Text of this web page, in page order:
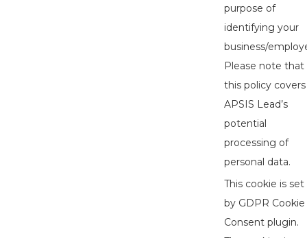
purpose of
identifying your
business/
Please note that
this policy covers
APSIS Lead’s
potential
processing of
personal data.
This cookie is set
by GDPR Cookie
Consent plugin.